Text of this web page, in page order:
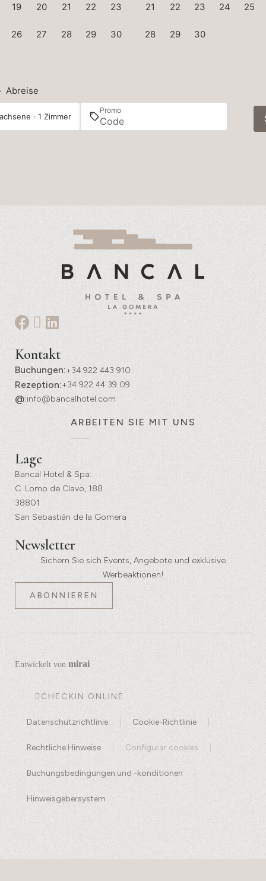
19 20 21 22 23
26 27 28 29 30
21 22 23 24 25
28 29 30
Abreise
· 1 Zimmer
Promo
Kontakt
Buchungen:+34 922 443 910
Rezeption:+34 922 44 39 09
@:info@bancalhotel.com
ARBEITEN SIE MIT UNS
Lage
Bancal Hotel & Spa:
C. Lomo de Clavo, 188
38801
San Sebastián de la Gomera
Newsletter
Sichern Sie sich Events, Angebote und exklusive
Werbeaktionen!
ABONNIEREN
Datenschutzrichtlinie Cookie-Richtlinie
Rechtliche Hinweise Configurar cookies
Buchungsbedingungen und -konditionen
Hinweisgebersystem
Entwickelt von mirai
CHECKIN ONLINE